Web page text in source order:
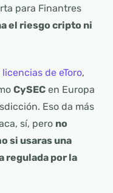
para Finantres
el riesgo cripto ni
de eToro,
CySEC en Europa
Eso da más
sí, pero no
si usaras una
regulada por la